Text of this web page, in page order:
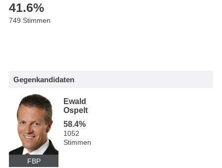
41.6%
749 Stimmen
Gegenkandidaten
FBP
Ewald
Ospelt
58.4%
1052
Stimmen